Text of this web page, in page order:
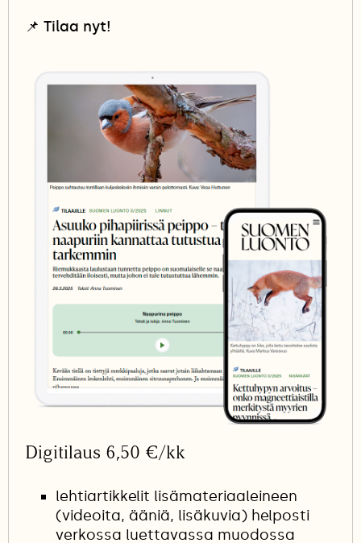
📌 Tilaa nyt!
Digitilaus 6,50 €/kk
lehtiartikkelit lisämateriaaleineen
(videoita, ääniä, lisäkuvia) helposti
verkossa luettavassa muodossa